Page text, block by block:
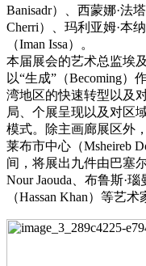
Banisadr）、西蒙娜·法
Cherri）、玛利亚姆·本
（Iman Issa）。
本届展会的艺术总监埃
以“生成”（Becoming
湾地区的快速转型以及
局、个展呈现以及对区
模式。除主画廊展区外
莱布市中心（Msheireb
间，将展出九件由巴塞
Nour Jaouda、布鲁斯·
（Hassan Khan）等艺